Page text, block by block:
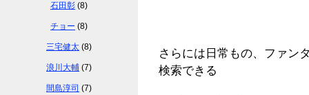
さらには日常もの、ファン
検索できる
石田彰 (8)
チョー (8)
三宅健太 (8)
浪川大輔 (7)
間島淳司 (7)